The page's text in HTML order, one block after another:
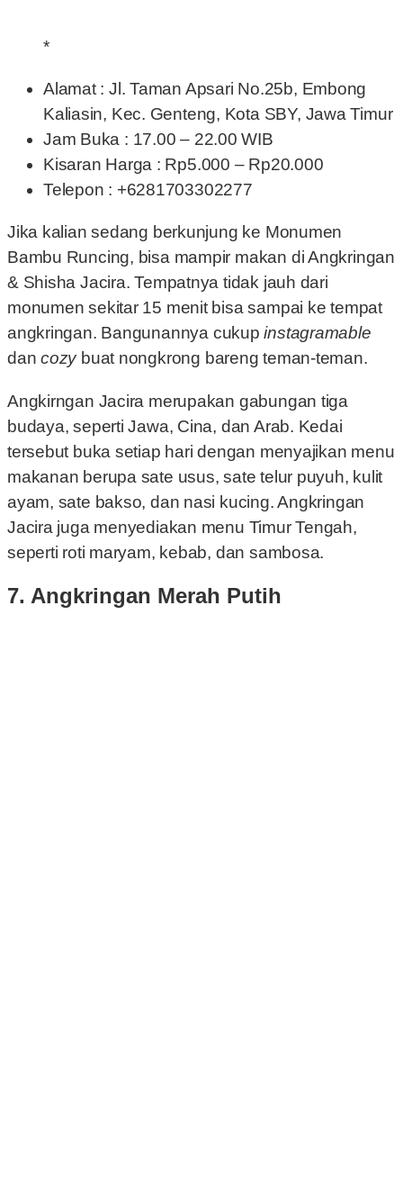
*
Alamat : Jl. Taman Apsari No.25b, Embong
Kaliasin, Kec. Genteng, Kota SBY, Jawa Timur
Jam Buka : 17.00 – 22.00 WIB
Kisaran Harga : Rp5.000 – Rp20.000
Telepon : +6281703302277
Jika kalian sedang berkunjung ke Monumen
Bambu Runcing, bisa mampir makan di Angkringan
& Shisha Jacira. Tempatnya tidak jauh dari
monumen sekitar 15 menit bisa sampai ke tempat
angkringan. Bangunannya cukupinstagramable
dancozybuat nongkrong bareng teman-teman.
Angkirngan Jacira merupakan gabungan tiga
budaya, seperti Jawa, Cina, dan Arab. Kedai
tersebut buka setiap hari dengan menyajikan menu
makanan berupa sate usus, sate telur puyuh, kulit
ayam, sate bakso, dan nasi kucing. Angkringan
Jacira juga menyediakan menu Timur Tengah,
seperti roti maryam, kebab, dan sambosa.
7. Angkringan Merah Putih